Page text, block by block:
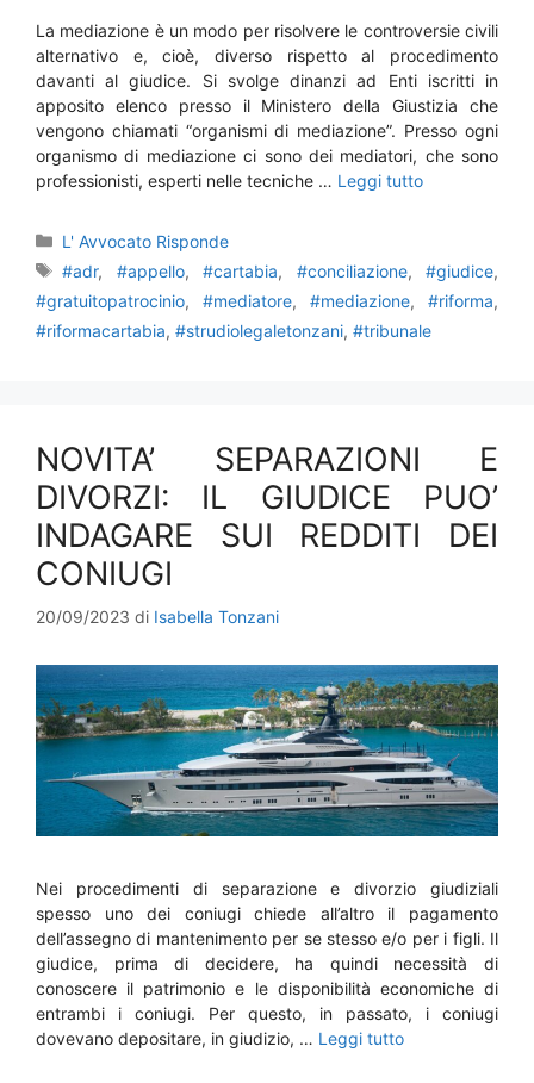
La mediazione è un modo per risolvere le controversie civili
alternativo e, cioè, diverso rispetto al procedimento
davanti al giudice. Si svolge dinanzi ad Enti iscritti in
apposito elenco presso il Ministero della Giustizia che
vengono chiamati “organismi di mediazione”. Presso ogni
organismo di mediazione ci sono dei mediatori, che sono
professionisti, esperti nelle tecniche … Leggi tutto
Categorie
L' Avvocato Risponde
Tag
#adr, #appello,#cartabia, #conciliazione,#giudice,
#gratuitopatrocinio, #mediatore, #mediazione, #riforma,
#riformacartabia, #strudiolegaletonzani, #tribunale
NOVITA’ SEPARAZIONI E
DIVORZI: IL GIUDICE PUO’
INDAGARE SUI REDDITI DEI
CONIUGI
20/09/2023 di Isabella Tonzani
Nei procedimenti di separazione e divorzio giudiziali
spesso uno dei coniugi chiede all’altro il pagamento
dell’assegno di mantenimento per se stesso e/o per i figli. Il
giudice, prima di decidere, ha quindi necessità di
conoscere il patrimonio e le disponibilità economiche di
entrambi i coniugi. Per questo, in passato, i coniugi
dovevano depositare, in giudizio, … Leggi tutto